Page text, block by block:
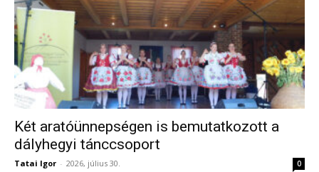
Két aratóünnepségen is bemutatkozott a
dályhegyi tánccsoport
Tatai Igor - 2026, július 30. 0